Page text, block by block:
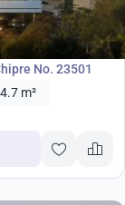
No. 23501
m²